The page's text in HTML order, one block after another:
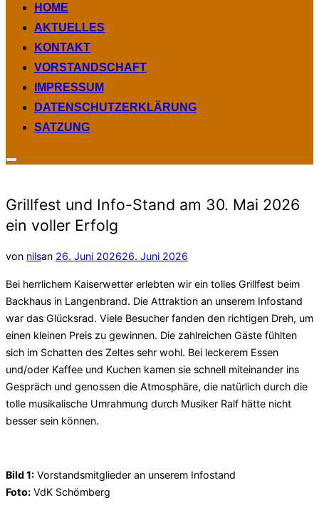
springenHOME
AKTUELLES
KONTAKT
VORSTANDSCHAFT
IMPRESSUM
DATENSCHUTZERKLÄRUNG
SATZUNG
Seitenleiste
umschalten
Grillfest und Info-Stand am 30. Mai 2026
ein voller Erfolg
von nilsan Veröffentlicht
26. Juni 202626. Juni 2026
Bei herrlichem Kaiserwetter erlebten wir ein tolles Grillfest beim
Backhaus in Langenbrand. Die Attraktion an unserem Infostand
war das Glücksrad. Viele Besucher fanden den richtigen Dreh, um
einen kleinen Preis zu gewinnen. Die zahlreichen Gäste fühlten
sich im Schatten des Zeltes sehr wohl. Bei leckerem Essen
und/oder Kaffee und Kuchen kamen sie schnell miteinander ins
Gespräch und genossen die Atmosphäre, die natürlich durch die
tolle musikalische Umrahmung durch Musiker Ralf hätte nicht
besser sein können.
Bild 1: Vorstandsmitglieder an unserem Infostand
Foto: VdK Schömberg